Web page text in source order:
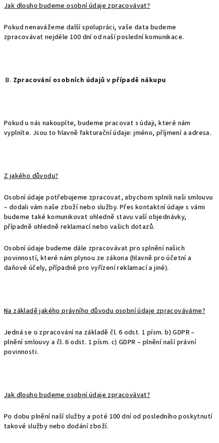
Jak dlouho budeme osobní údaje zpracovávat?
Pokud nenavážeme další spolupráci, vaše data budeme
zpracovávat nejdéle 100 dní od naší poslední komunikace.
B. Zpracování osobních údajů v případě nákupu
Pokud u nás nakoupíte, budeme pracovat s údaji, které nám
vyplníte. Jsou to hlavně fakturační údaje: jméno, příjmení a adresa.
Z jakého důvodu?
Osobní údaje potřebujeme zpracovat, abychom splnili naši smlouvu
– dodali vám naše zboží nebo služby. Přes kontaktní údaje s vámi
budeme také komunikovat ohledně stavu vaší objednávky,
případně ohledně reklamací nebo vašich dotazů.
Osobní údaje budeme dále zpracovávat pro splnění našich
povinností, které nám plynou ze zákona (hlavně pro účetní a
daňové účely, případně pro vyřízení reklamací a jiné).
Na základě jakého právního důvodu osobní údaje zpracováváme?
Jedná se o zpracování na základě čl. 6 odst. 1 písm. b) GDPR –
plnění smlouvy a čl. 6 odst. 1 písm. c) GDPR – plnění naší právní
povinnosti.
Jak dlouho budeme osobní údaje zpracovávat?
Po dobu plnění naší služby a poté 100 dní od posledního poskytnutí
takové služby nebo dodání zboží.